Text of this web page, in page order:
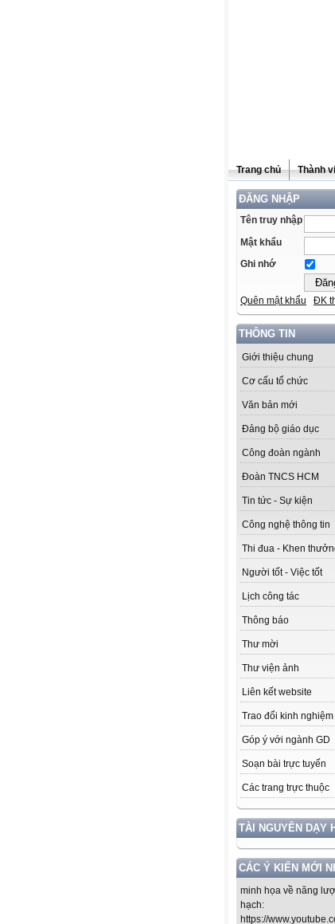
Trang chủ Thành
ĐĂNG NHẬP
Tên truy nhập
Mật khẩu
Ghi nhớ
Quên mật khẩu ĐK
THÔNG TIN
Giới thiệu chung
Cơ cấu tổ chức
Văn bản mới
Đảng bộ giáo dục
Công đoàn ngành
Đoàn TNCS HCM
Tin tức - Sự kiện
Công nghệ thông tin
Thi đua - Khen
Người tốt - Việc tốt
Lịch công tác
Thông báo
Thư mời
Thư viện ảnh
Liên kết website
Trao đổi kinh nghiệm
Góp ý với ngành GD
Soạn bài trực tuyến
Các trang trực thuộc
TÀI NGUYÊN DẠY
CÁC Ý KIẾN MỚI
minh họa về năng
hạch:
https://